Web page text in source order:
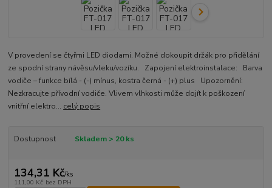
V provedení se čtyřmi LED diodami. Možné dokoupit držák pro přidělání
ze spodní strany návěsu/vleku/vozíku. Zapojení elektroinstalace: Barva
vodiče – funkce bílá - (-) mínus, kostra černá - (+) plus Upozornění:
Nezkracujte přívodní vodiče. Vlivem vlhkosti může dojít k poškození
vnitřní elektro... celý popis
Dostupnost Skladem > 20 ks
134,31 Kč/ks
111,00 Kč bez DPH